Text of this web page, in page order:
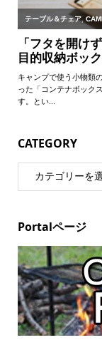
CATEGORY
Portalページ